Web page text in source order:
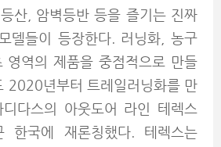
산, 암벽등반 등을 즐기는 진짜
델들이 등장한다. 러닝화, 농구
영역의 제품을 중점적으로 만들
2020년부터 트레일러닝화를 만
다스의 아웃도어 라인 테렉스
한국에 재론칭했다. 테렉스는